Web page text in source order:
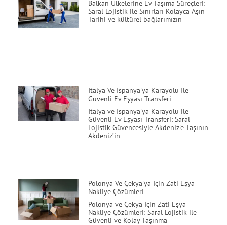
Balkan Ülkelerine Ev Taşıma Süreçleri:
Saral Lojistik ile Sınırları Kolayca Aşın
Tarihi ve kültürel bağlarımızın
İtalya Ve İspanya’ya Karayolu Ile
Güvenli Ev Eşyası Transferi
İtalya ve İspanya’ya Karayolu ile
Güvenli Ev Eşyası Transferi: Saral
Lojistik Güvencesiyle Akdeniz’e Taşının
Akdeniz’in
Polonya Ve Çekya’ya İçin Zati Eşya
Nakliye Çözümleri
Polonya ve Çekya İçin Zati Eşya
Nakliye Çözümleri: Saral Lojistik ile
Güvenli ve Kolay Taşınma